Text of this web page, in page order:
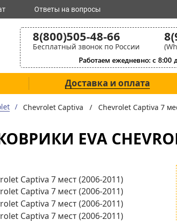
Ответы на вопросы
8(800)505-48-66
Бесплатный звонок по России
Работаем ежедневно: с 8:00
Доставка и оплата
Chevrolet Captiva / Chevrolet Captiva 7
EVA